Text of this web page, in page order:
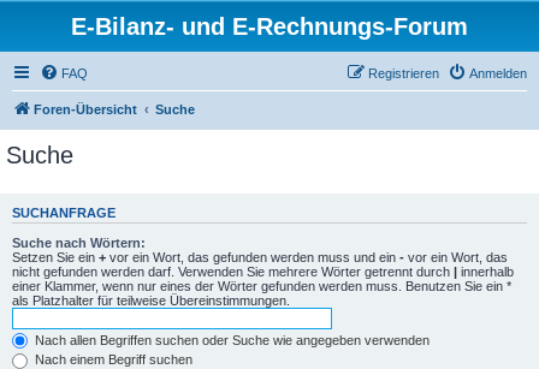
E-Bilanz- und E-Rechnungs-Forum
FAQ Anmelden
Registrieren
Foren-Übersicht Suche
Suche
SUCHANFRAGE
Suche nach Wörtern:
Setzen Sie ein + vor ein Wort, das gefunden werden muss und ein - vor ein Wort, das
nicht gefunden werden darf. Verwenden Sie mehrere Wörter getrennt durch | innerhalb
einer Klammer, wenn nur eines der Wörter gefunden werden muss. Benutzen Sie ein *
als Platzhalter für teilweise Übereinstimmungen.
Nach allen Begriffen suchen oder Suche wie angegeben verwenden
Nach einem Begriff suchen